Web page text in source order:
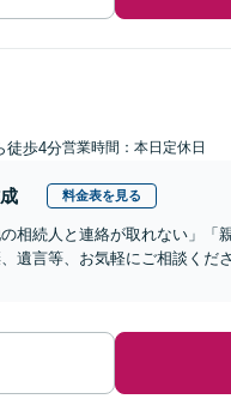
徒歩4分営業時間：本日定休日
料金表を見る
相続人と連絡が取れない」「
遺言等、お気軽にご相談くだ